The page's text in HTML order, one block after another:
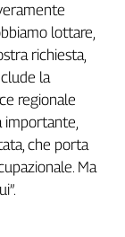
lottare,
richiesta,
la
regionale
importante,
che porta
Ma